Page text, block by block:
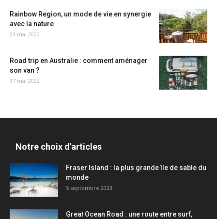
Rainbow Region, un mode de vie en synergie
avec la nature
24 mai 2022
Road trip en Australie : comment aménager
son van ?
17 mai 2022
Notre choix d'articles
Fraser Island : la plus grande île de sable du
monde
5 septembre 2023
Great Ocean Road : une route entre surf,